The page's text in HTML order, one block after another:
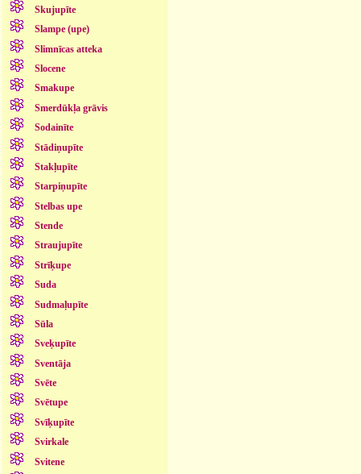
Skujupīte
Slampe (upe)
Slimnīcas atteka
Slocene
Smakupe
Smerdūkļa grāvis
Sodainīte
Stādiņupīte
Stakļupīte
Starpiņupīte
Stelbas upe
Stende
Straujupīte
Strīķupe
Suda
Sudmaļupīte
Sūla
Sveķupīte
Sventāja
Svēte
Svētupe
Svīķupīte
Svirkale
Svitene